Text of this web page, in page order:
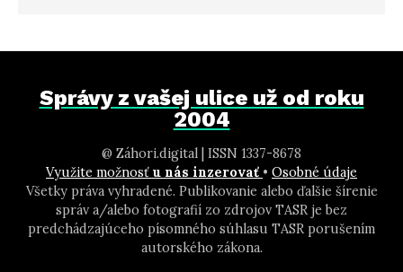
Správy z vašej ulice už od roku
2004
@ Záhori.digital | ISSN 1337-8678
Využite možnosť u nás inzerovať • Osobné údaje
Všetky práva vyhradené. Publikovanie alebo ďalšie šírenie
správ a/alebo fotografií zo zdrojov TASR je bez
predchádzajúceho písomného súhlasu TASR porušením
autorského zákona.